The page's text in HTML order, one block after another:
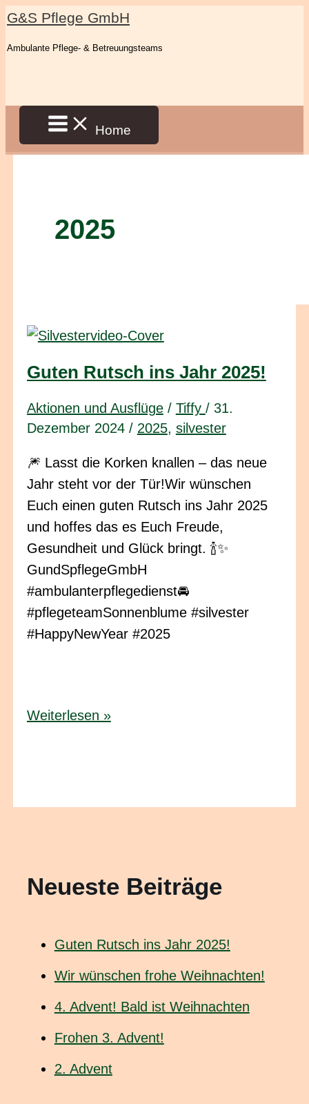
Zum
G&S Pflege GmbH
Ambulante Pflege- & Betreuungsteams
Home
2025
Guten Rutsch ins Jahr 2025!
Aktionen und Ausflüge/ Tiffy / 31.
Dezember 2024 / 2025, silvester
🎆 Lasst die Korken knallen – das neue
Jahr steht vor der Tür!Wir wünschen
Euch einen guten Rutsch ins Jahr 2025
und hoffes das es Euch Freude,
Gesundheit und Glück bringt. 🍾✨
GundSpflegeGmbH
#ambulanterpflegedienst🚘
#pflegeteamSonnenblume #silvester
#HappyNewYear #2025
Guten
Weiterlesen »
Neueste Beiträge
Guten Rutsch ins Jahr 2025!
Wir wünschen frohe Weihnachten!
4. Advent! Bald ist Weihnachten
Frohen 3. Advent!
2. Advent